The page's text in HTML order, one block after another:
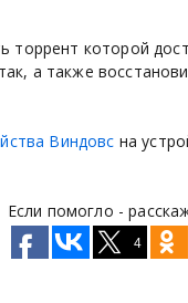
торрент которой
а также
Виндовс на
Если помогло -
4